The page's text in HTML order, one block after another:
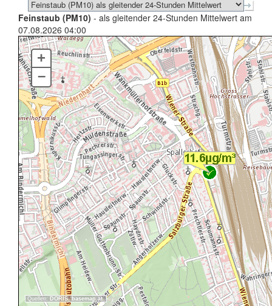
Feinstaub (PM10) - als gleitender 24-Stunden Mittelwert am
07.08.2026 04:00
Quellen: DORIS, basemap.at
+
–